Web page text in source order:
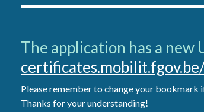
The application has a new
certificates.mobilit.fgov.be/
Please remember to change your bookmark
Thanks for your understanding!